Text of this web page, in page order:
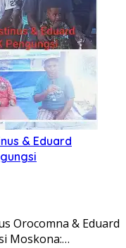
& Eduard
Orocomna & Eduard
Moskona:…